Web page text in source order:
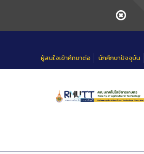
ผู้สนใจเข้าศึกษาต่อ นักศึกษาปัจจุบัน